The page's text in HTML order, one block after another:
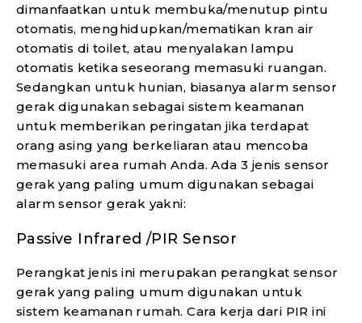
dimanfaatkan untuk membuka/menutup pintu
otomatis, menghidupkan/mematikan kran air
otomatis di toilet, atau menyalakan lampu
otomatis ketika seseorang memasuki ruangan.
Sedangkan untuk hunian, biasanya alarm sensor
gerak digunakan sebagai sistem keamanan
untuk memberikan peringatan jika terdapat
orang asing yang berkeliaran atau mencoba
memasuki area rumah Anda. Ada 3 jenis sensor
gerak yang paling umum digunakan sebagai
alarm sensor gerak yakni:
Passive Infrared /PIR Sensor
Perangkat jenis ini merupakan perangkat sensor
gerak yang paling umum digunakan untuk
sistem keamanan rumah. Cara kerja dari PIR ini